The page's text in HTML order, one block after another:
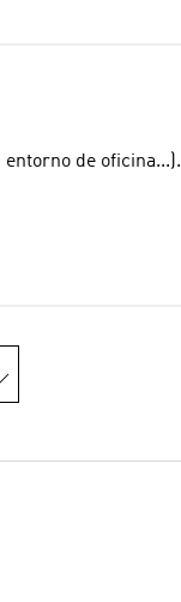
de oficina...).